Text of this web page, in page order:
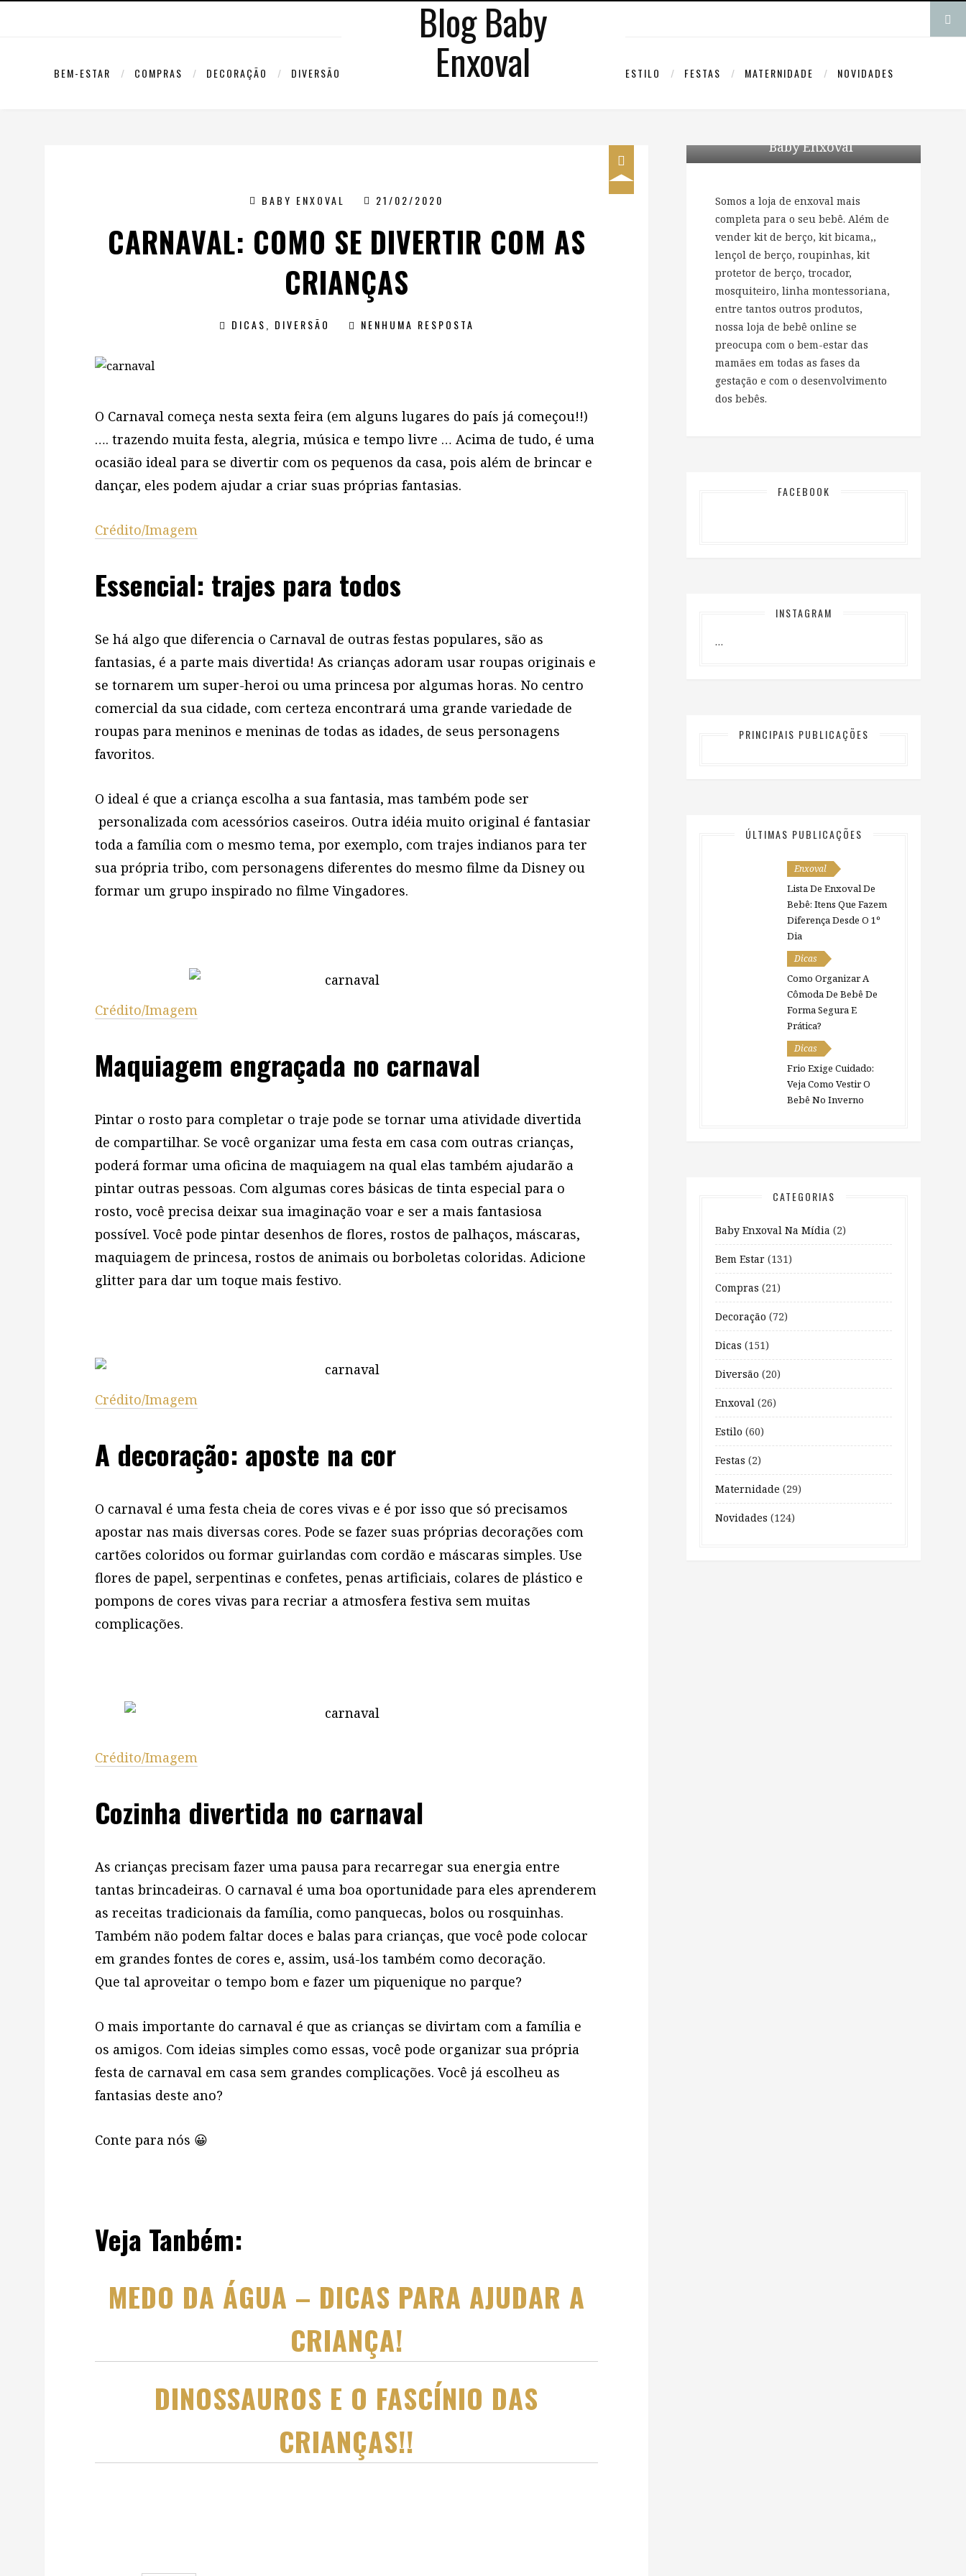
Blog Baby
Enxoval
BEM-ESTAR COMPRAS DECORAÇÃO DIVERSÃO ESTILO FESTAS MATERNIDADE NOVIDADES
BABY ENXOVAL 21/02/2020
CARNAVAL: COMO SE DIVERTIR COM AS
CRIANÇAS
DICAS DIVERSÃO NENHUMA RESPOSTA
O Carnaval começa nesta sexta feira (em alguns lugares do país já começou!!)
…. trazendo muita festa, alegria, música e tempo livre … Acima de tudo, é uma
ocasião ideal para se divertir com os pequenos da casa, pois além de brincar e
dançar, eles podem ajudar a criar suas próprias fantasias.
Crédito/Imagem
Essencial: trajes para todos
Se há algo que diferencia o Carnaval de outras festas populares, são as
fantasias, é a parte mais divertida! As crianças adoram usar roupas originais e
se tornarem um super-heroi ou uma princesa por algumas horas. No centro
comercial da sua cidade, com certeza encontrará uma grande variedade de
roupas para meninos e meninas de todas as idades, de seus personagens
favoritos.
O ideal é que a criança escolha a sua fantasia, mas também pode ser
personalizada com acessórios caseiros. Outra idéia muito original é fantasiar
toda a família com o mesmo tema, por exemplo, com trajes indianos para ter
sua própria tribo, com personagens diferentes do mesmo filme da Disney ou
formar um grupo inspirado no filme Vingadores.
Crédito/Imagem
Maquiagem engraçada no carnaval
Pintar o rosto para completar o traje pode se tornar uma atividade divertida
de compartilhar. Se você organizar uma festa em casa com outras crianças,
poderá formar uma oficina de maquiagem na qual elas também ajudarão a
pintar outras pessoas. Com algumas cores básicas de tinta especial para o
rosto, você precisa deixar sua imaginação voar e ser a mais fantasiosa
possível. Você pode pintar desenhos de flores, rostos de palhaços, máscaras,
maquiagem de princesa, rostos de animais ou borboletas coloridas. Adicione
glitter para dar um toque mais festivo.
Crédito/Imagem
A decoração: aposte na cor
O carnaval é uma festa cheia de cores vivas e é por isso que só precisamos
apostar nas mais diversas cores. Pode se fazer suas próprias decorações com
cartões coloridos ou formar guirlandas com cordão e máscaras simples. Use
flores de papel, serpentinas e confetes, penas artificiais, colares de plástico e
pompons de cores vivas para recriar a atmosfera festiva sem muitas
complicações.
Crédito/Imagem
Cozinha divertida no carnaval
As crianças precisam fazer uma pausa para recarregar sua energia entre
tantas brincadeiras. O carnaval é uma boa oportunidade para eles aprenderem
as receitas tradicionais da família, como panquecas, bolos ou rosquinhas.
Também não podem faltar doces e balas para crianças, que você pode colocar
em grandes fontes de cores e, assim, usá-los também como decoração.
Que tal aproveitar o tempo bom e fazer um piquenique no parque?
O mais importante do carnaval é que as crianças se divirtam com a família e
os amigos. Com ideias simples como essas, você pode organizar sua própria
festa de carnaval em casa sem grandes complicações. Você já escolheu as
fantasias deste ano?
Conte para nós 😀
Veja Tanbém:
MEDO DA ÁGUA – DICAS PARA AJUDAR A
CRIANÇA!
DINOSSAUROS E O FASCÍNIO DAS
CRIANÇAS!!
Baby Enxoval
Somos a loja de enxoval mais
completa para o seu bebê. Além de
vender kit de berço, kit bicama,,
lençol de berço, roupinhas, kit
protetor de berço, trocador,
mosquiteiro, linha montessoriana,
entre tantos outros produtos,
nossa loja de bebê online se
preocupa com o bem-estar das
mamães em todas as fases da
gestação e com o desenvolvimento
dos bebês.
FACEBOOK
INSTAGRAM
…
PRINCIPAIS PUBLICAÇÕES
ÚLTIMAS PUBLICAÇÕES
Enxoval
Lista De Enxoval De
Bebê: Itens Que Fazem
Diferença Desde O 1º
Dia
Dicas
Como Organizar A
Cômoda De Bebê De
Forma Segura E
Prática?
Dicas
Frio Exige Cuidado:
Veja Como Vestir O
Bebê No Inverno
CATEGORIAS
Baby Enxoval Na Mídia (2)
Bem Estar (131)
Compras (21)
Decoração (72)
Dicas (151)
Diversão (20)
Enxoval (26)
Estilo (60)
Festas (2)
Maternidade (29)
Novidades (124)